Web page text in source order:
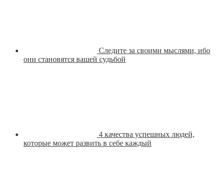
Следите за своими мыслями, ибо
они становятся вашей судьбой
4 качества успешных людей,
которые может развить в себе каждый